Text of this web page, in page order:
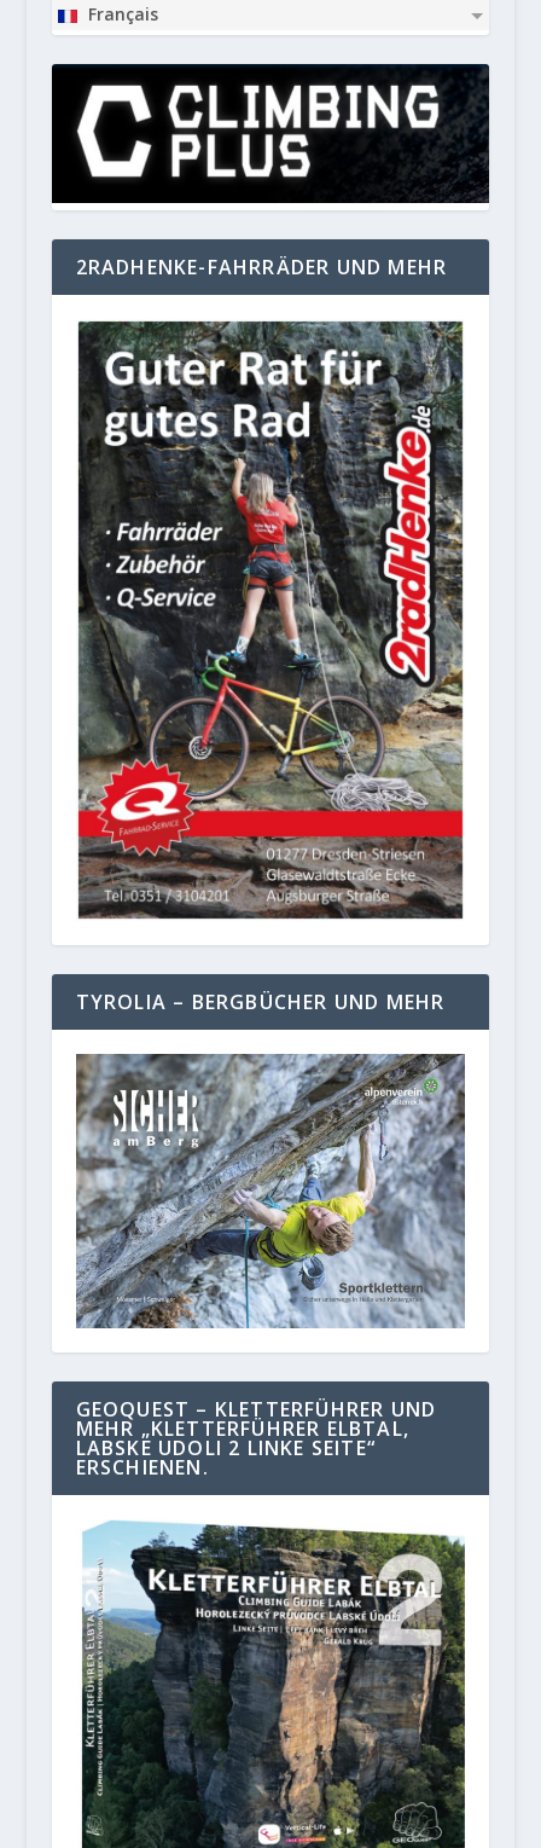
Français
2RADHENKE-FAHRRÄDER UND MEHR
TYROLIA – BERGBÜCHER UND MEHR
GEOQUEST – KLETTERFÜHRER UND
MEHR „KLETTERFÜHRER ELBTAL,
LABSKE UDOLI 2 LINKE SEITE“
ERSCHIENEN.